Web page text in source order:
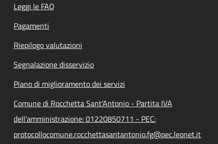
Leggi le FAQ
Pagamenti
Riepilogo valutazioni
Segnalazione disservizio
Piano di miglioramento dei servizi
Comune di Rocchetta Sant'Antonio - Partita IVA
dell'amministrazione: 01220850711 - PEC:
protocollocomune.rocchettasantantonio.fg@pec.leonet.it